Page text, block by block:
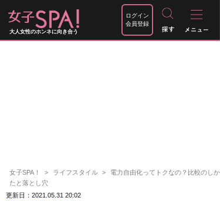
大人女性のホンネに向き合う
ログイン
会員登録
女子SPA！ ライフスタイル
電力自由化ってトクなの？比較のしか
たと落とし穴
更新日：2021.05.31 20:02